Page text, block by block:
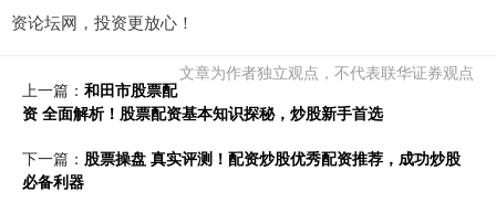
资论坛网，投资更放心！
文章为作者独立观点，不代表联华证券观点
上一篇： 和田市股票配
资 全面解析！股票配资基本知识探秘，炒股新手首选
下一篇： 股票操盘 真实评测！配资炒股优秀配资推荐，成功炒股
必备利器